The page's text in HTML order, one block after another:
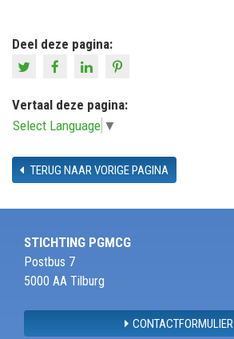
Deel deze pagina:
Vertaal deze pagina:
Select Language ▼
TERUG NAAR VORIGE PAGINA
STICHTING PGMCG
Postbus 7
5000 AA Tilburg
CONTACTFORMULIER